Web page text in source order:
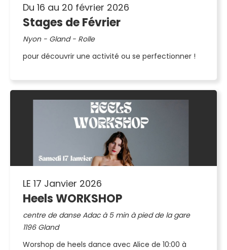
Du 16 au 20 février 2026
Stages de Février
Nyon - Gland - Rolle
pour découvrir une activité ou se perfectionner !
LE 17 Janvier 2026
Heels WORKSHOP
centre de danse Adac à 5 min à pied de la gare
1196 Gland
Worshop de heels dance avec Alice de 10:00 à